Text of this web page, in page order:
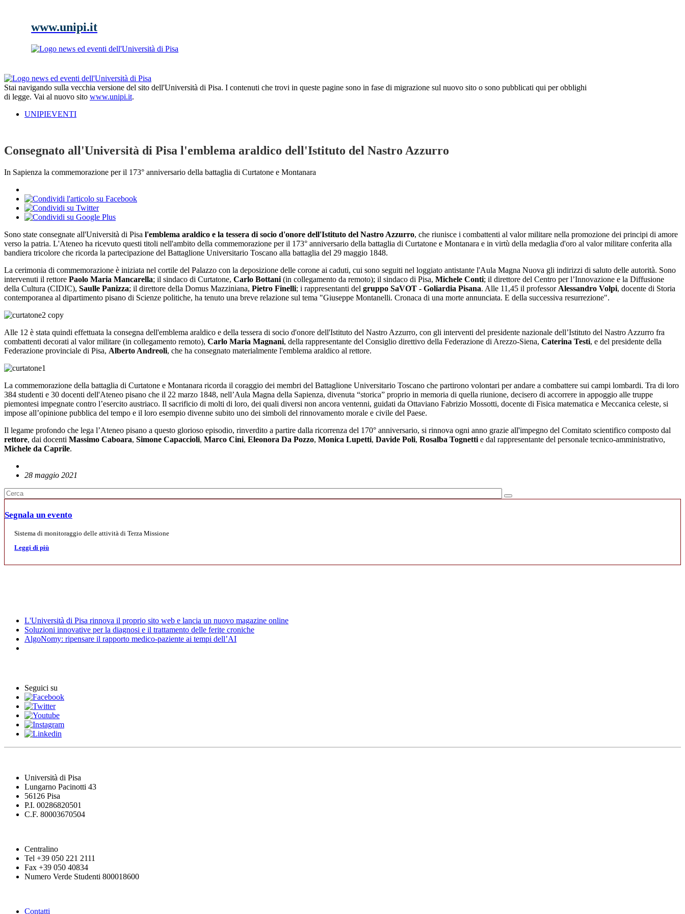
www.unipi.it
Stai navigando sulla vecchia versione del sito dell'Università di Pisa. I contenuti che trovi in queste pagine sono in fase di migrazione sul nuovo sito o sono pubblicati qui per obblighi
di legge. Vai al nuovo sito www.unipi.it.
UNIPIEVENTI
Consegnato all'Università di Pisa l'emblema araldico dell'Istituto del Nastro Azzurro
In Sapienza la commemorazione per il 173° anniversario della battaglia di Curtatone e Montanara
Sono state consegnate all'Università di Pisa l'emblema araldico e la tessera di socio d'onore dell'Istituto del Nastro Azzurro, che riunisce i combattenti al valor militare nella promozione dei principi di amore
verso la patria. L'Ateneo ha ricevuto questi titoli nell'ambito della commemorazione per il 173° anniversario della battaglia di Curtatone e Montanara e in virtù della medaglia d'oro al valor militare conferita alla
bandiera tricolore che ricorda la partecipazione del Battaglione Universitario Toscano alla battaglia del 29 maggio 1848.
La cerimonia di commemorazione è iniziata nel cortile del Palazzo con la deposizione delle corone ai caduti, cui sono seguiti nel loggiato antistante l'Aula Magna Nuova gli indirizzi di saluto delle autorità. Sono
intervenuti il rettore Paolo Maria Mancarella; il sindaco di Curtatone, Carlo Bottani (in collegamento da remoto); il sindaco di Pisa, Michele Conti; il direttore del Centro per l’Innovazione e la Diffusione
della Cultura (CIDIC), Saulle Panizza; il direttore della Domus Mazziniana, Pietro Finelli; i rappresentanti del gruppo SaVOT - Goliardia Pisana. Alle 11,45 il professor Alessandro Volpi, docente di Storia
contemporanea al dipartimento pisano di Scienze politiche, ha tenuto una breve relazione sul tema "Giuseppe Montanelli. Cronaca di una morte annunciata. E della successiva resurrezione".
Alle 12 è stata quindi effettuata la consegna dell'emblema araldico e della tessera di socio d'onore dell'Istituto del Nastro Azzurro, con gli interventi del presidente nazionale dell’Istituto del Nastro Azzurro fra
combattenti decorati al valor militare (in collegamento remoto), Carlo Maria Magnani, della rappresentante del Consiglio direttivo della Federazione di Arezzo-Siena, Caterina Testi, e del presidente della
Federazione provinciale di Pisa, Alberto Andreoli, che ha consegnato materialmente l'emblema araldico al rettore.
La commemorazione della battaglia di Curtatone e Montanara ricorda il coraggio dei membri del Battaglione Universitario Toscano che partirono volontari per andare a combattere sui campi lombardi. Tra di loro
384 studenti e 30 docenti dell'Ateneo pisano che il 22 marzo 1848, nell’Aula Magna della Sapienza, divenuta “storica” proprio in memoria di quella riunione, decisero di accorrere in appoggio alle truppe
piemontesi impegnate contro l’esercito austriaco. Il sacrificio di molti di loro, dei quali diversi non ancora ventenni, guidati da Ottaviano Fabrizio Mossotti, docente di Fisica matematica e Meccanica celeste, si
impose all’opinione pubblica del tempo e il loro esempio divenne subito uno dei simboli del rinnovamento morale e civile del Paese.
Il legame profondo che lega l’Ateneo pisano a questo glorioso episodio, rinverdito a partire dalla ricorrenza del 170° anniversario, si rinnova ogni anno grazie all'impegno del Comitato scientifico composto dal
rettore, dai docenti Massimo Caboara, Simone Capaccioli, Marco Cini, Eleonora Da Pozzo, Monica Lupetti, Davide Poli, Rosalba Tognetti e dal rappresentante del personale tecnico-amministrativo,
Michele da Caprile.
28 maggio 2021
Segnala un evento
Sistema di monitoraggio delle attività di Terza Missione
Leggi di più
L'Università di Pisa rinnova il proprio sito web e lancia un nuovo magazine online
Soluzioni innovative per la diagnosi e il trattamento delle ferite croniche
AlgoNomy: ripensare il rapporto medico-paziente ai tempi dell’AI
Seguici su
Università di Pisa
Lungarno Pacinotti 43
56126 Pisa
P.I. 00286820501
C.F. 80003670504
Centralino
Tel +39 050 221 2111
Fax +39 050 40834
Numero Verde Studenti 800018600
Contatti